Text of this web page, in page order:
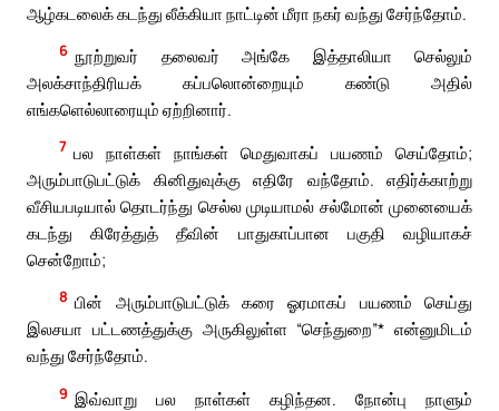
ஆழ்கடலைக் கடந்து லீக்கியா நாட்டின் மீரா நகர் வந்து சேர்ந்தோம்.
6 நூற்றுவர் தலைவர் அங்கே இத்தாலியா செல்லும்
அலக்சாந்திரியக் கப்பலொன்றையும் கண்டு அதில்
எங்களெல்லாரையும் ஏற்றினார்.
7 பல நாள்கள் நாங்கள் மெதுவாகப் பயணம் செய்தோம்;
அரும்பாடுபட்டுக் கினிதுவுக்கு எதிரே வந்தோம். எதிர்க்காற்று
வீசியபடியால் தொடர்ந்து செல்ல முடியாமல் சல்மோன் முனையைக்
கடந்து கிரேத்துத் தீவின் பாதுகாப்பான பகுதி வழியாகச்
சென்றோம்;
8 பின் அரும்பாடுபட்டுக் கரை ஓரமாகப் பயணம் செய்து
இலசயா பட்டணத்துக்கு அருகிலுள்ள “செந்துறை”* என்னுமிடம்
வந்து சேர்ந்தோம்.
9 இவ்வாறு பல நாள்கள் கழிந்தன. நோன்பு நாளும்